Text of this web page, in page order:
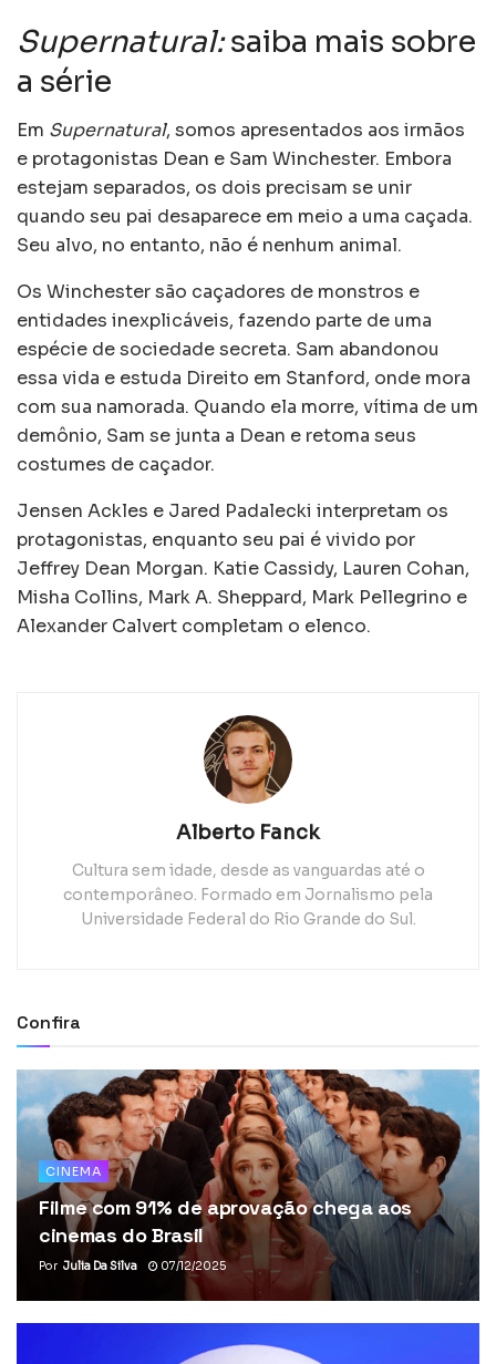
Supernatural:saiba mais sobre
a série
Em Supernatural, somos apresentados aos irmãos
e protagonistas Dean e Sam Winchester. Embora
estejam separados, os dois precisam se unir
quando seu pai desaparece em meio a uma caçada.
Seu alvo, no entanto, não é nenhum animal.
Os Winchester são caçadores de monstros e
entidades inexplicáveis, fazendo parte de uma
espécie de sociedade secreta. Sam abandonou
essa vida e estuda Direito em Stanford, onde mora
com sua namorada. Quando ela morre, vítima de um
demônio, Sam se junta a Dean e retoma seus
costumes de caçador.
Jensen Ackles e Jared Padalecki interpretam os
protagonistas, enquanto seu pai é vivido por
Jeffrey Dean Morgan. Katie Cassidy, Lauren Cohan,
Misha Collins, Mark A. Sheppard, Mark Pellegrino e
Alexander Calvert completam o elenco.
Alberto Fanck
Cultura sem idade, desde as vanguardas até o
contemporâneo. Formado em Jornalismo pela
Universidade Federal do Rio Grande do Sul.
Confira
CINEMA
Filme com 91% de aprovação chega aos
cinemas do Brasil
Por Julia Da Silva 07/12/2025